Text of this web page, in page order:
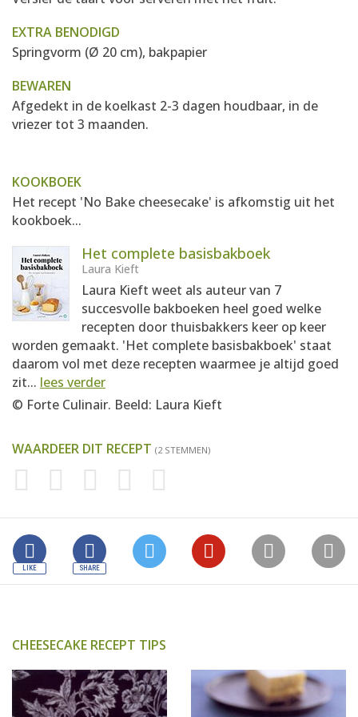
EXTRA BENODIGD
Springvorm (Ø 20 cm), bakpapier
BEWAREN
Afgedekt in de koelkast 2-3 dagen houdbaar, in de
vriezer tot 3 maanden.
KOOKBOEK
Het recept 'No Bake cheesecake' is afkomstig uit het
kookboek...
Het complete basisbakboek
Laura Kieft
Laura Kieft weet als auteur van 7
succesvolle bakboeken heel goed welke
recepten door thuisbakkers keer op keer
worden gemaakt. 'Het complete basisbakboek' staat
daarom vol met deze recepten waarmee je altijd goed
zit... lees verder
© Forte Culinair. Beeld: Laura Kieft
WAARDEER DIT RECEPT (2 STEMMEN)
CHEESECAKE RECEPT TIPS